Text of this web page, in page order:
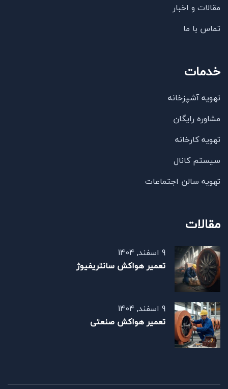
مقالات و اخبار
تماس با ما
خدمات
تهویه آشپزخانه
مشاوره رایگان
تهویه کارخانه
سیستم کانال
تهویه سالن اجتماعات
مقالات
9 اسفند, 1404
تعمیر هواکش سانتریفیوژ
9 اسفند, 1404
تعمیر هواکش صنعتی